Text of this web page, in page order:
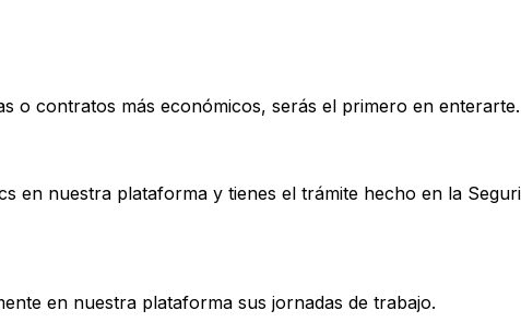
o contratos más económicos, serás el primero en enterarte.
en nuestra plataforma y tienes el trámite hecho en la
en nuestra plataforma sus jornadas de trabajo.